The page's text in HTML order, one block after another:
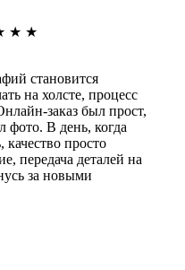
★ ★
становится
на холсте, процесс
заказ был прост,
фото. В день, когда
просто
передача деталей на
за новыми